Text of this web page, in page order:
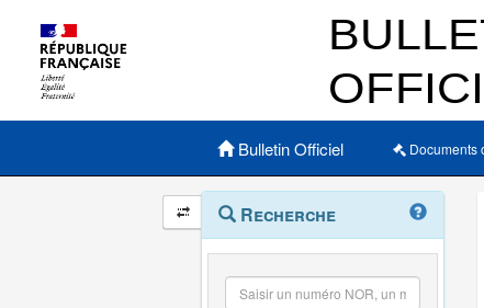
Menu principal
Bulletin Officiel Documents
Navigation
et
outils
annexes
Menu
contextuel
Recherche